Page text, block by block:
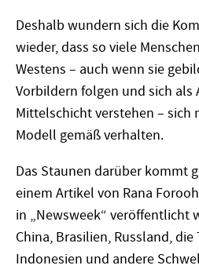
Deshalb wundern sich die
wieder, dass so viele
Westens – auch wenn sie
Vorbildern folgen und sich als
Mittelschicht verstehen – sich
Modell gemäß verhalten.
Das Staunen darüber kommt
einem Artikel von Rana
in „Newsweek“ veröffentlicht
China, Brasilien, Russland,
Indonesien und andere